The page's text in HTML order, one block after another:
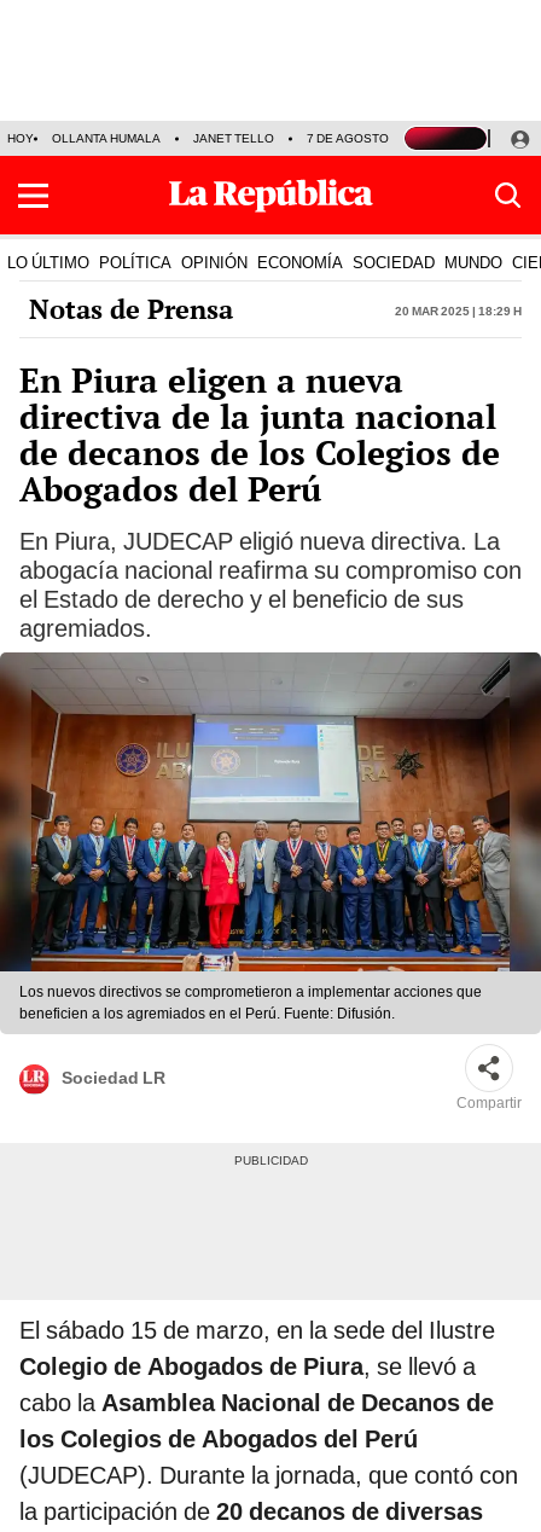
HOY OLLANTA HUMALA JANET TELLO 7 DE AGOSTO TINKA RESULTADOS
LO ÚLTIMO POLÍTICA OPINIÓN ECONOMÍA SOCIEDAD MUNDO
Notas de Prensa 20 Mar 2025 | 18:29 h
En Piura eligen a nueva
directiva de la junta nacional
de decanos de los Colegios de
Abogados del Perú
En Piura, JUDECAP eligió nueva directiva. La
abogacía nacional reafirma su compromiso con
el Estado de derecho y el beneficio de sus
agremiados.
Los nuevos directivos se comprometieron a implementar acciones que
beneficien a los agremiados en el Perú. Fuente: Difusión.
Sociedad LR
Compartir
El sábado 15 de marzo, en la sede del Ilustre
Colegio de Abogados de Piura, se llevó a
cabo laAsamblea Nacional de Decanos de
los Colegios de Abogados del Perú
(JUDECAP). Durante la jornada, que contó con
la participación de 20 decanos de diversas